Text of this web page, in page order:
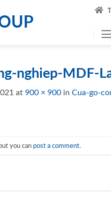
nghiep-MDF-
at 900 × 900 in Cua-go-
you can post a comment.